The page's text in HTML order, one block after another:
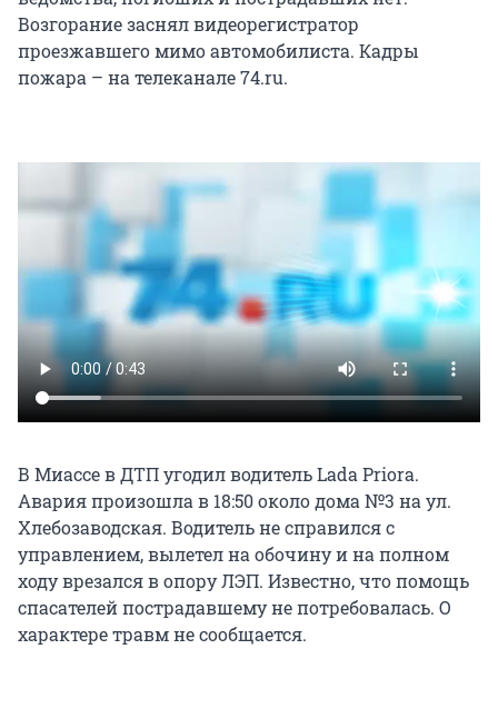
Возгорание заснял видеорегистратор
проезжавшего мимо автомобилиста. Кадры
пожара – на телеканале 74.ru.
В Миассе в ДТП угодил водитель Lada Priora.
Авария произошла в 18:50 около дома №3 на ул.
Хлебозаводская. Водитель не справился с
управлением, вылетел на обочину и на полном
ходу врезался в опору ЛЭП. Известно, что помощь
спасателей пострадавшему не потребовалась. О
характере травм не сообщается.